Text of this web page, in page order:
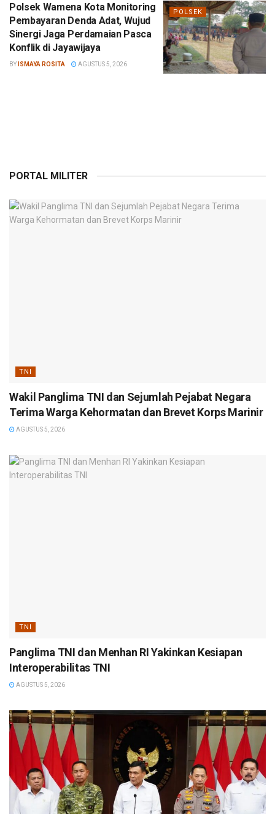
POLSEK
Polsek Wamena Kota Monitoring
Pembayaran Denda Adat, Wujud
Sinergi Jaga Perdamaian Pasca
Konflik di Jayawijaya
BY ISMAYA ROSITA AGUSTUS 5, 2026
PORTAL MILITER
TNI
Wakil Panglima TNI dan Sejumlah Pejabat Negara
Terima Warga Kehormatan dan Brevet Korps Marinir
AGUSTUS 5, 2026
TNI
Panglima TNI dan Menhan RI Yakinkan Kesiapan
Interoperabilitas TNI
AGUSTUS 5, 2026